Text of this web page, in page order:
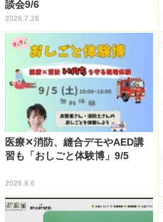
談会9/6
2026.7.28
医療✕消防、縫合デモやAED講
習も「おしごと体験博」9/5
2026.8.6